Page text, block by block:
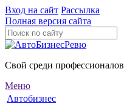
Вход на сайт Рассылка
Полная версия сайта
Свой среди профессионалов
Меню
Автобизнес